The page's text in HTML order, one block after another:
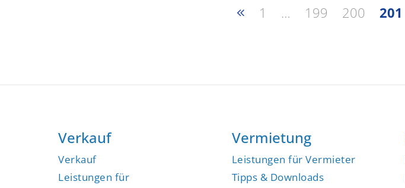
1 … 199 200 201
Verkauf
Verkauf
Leistungen für
Vermietung
Leistungen für Vermieter
Tipps & Downloads